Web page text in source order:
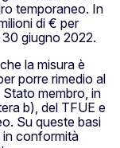
temporaneo. In
di € per
giugno 2022.
la misura è
porre rimedio al
membro, in
b), del TFUE e
Su queste basi
in conformità